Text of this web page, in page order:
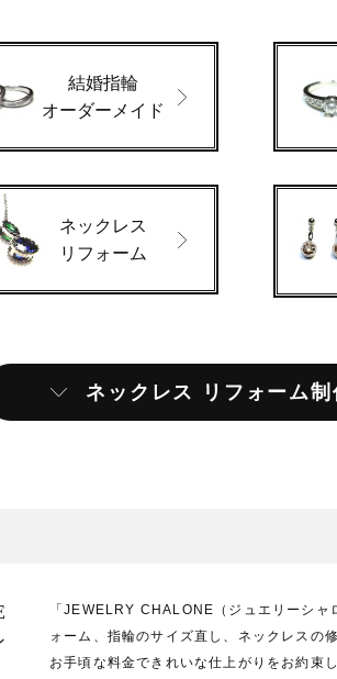
結婚指輪
オーダーメイド
ネックレス
リフォーム
ネックレス リフォーム制
「JEWELRY CHALONE（ジュエリーシ
ォーム、指輪のサイズ直し、ネックレスの
お手頃な料金できれいな仕上がりをお約束し